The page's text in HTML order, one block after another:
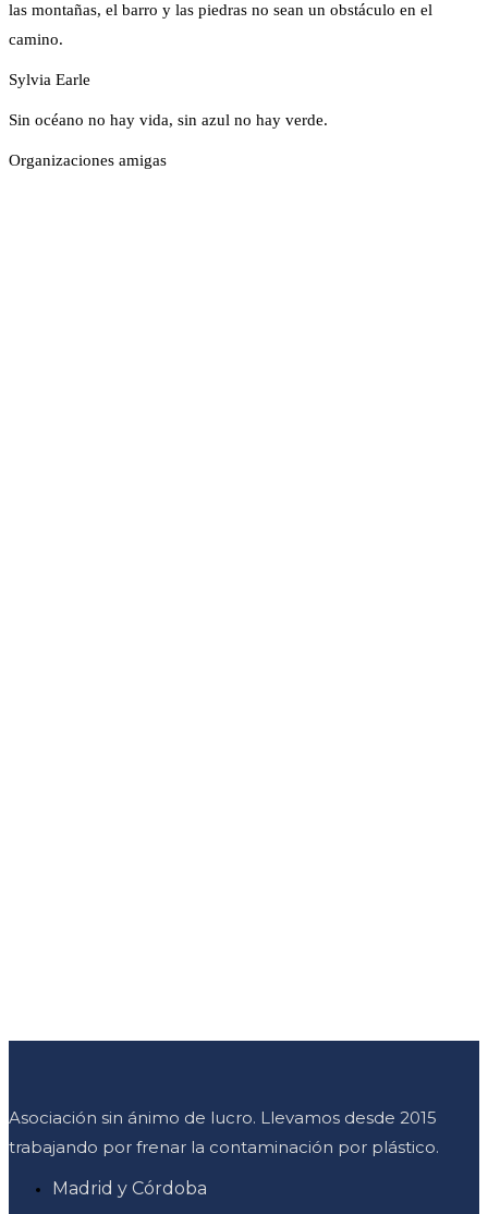
las montañas, el barro y las piedras no sean un obstáculo en el
camino.
Sylvia Earle
Sin océano no hay vida, sin azul no hay verde.
Organizaciones amigas
Asociación sin ánimo de lucro. Llevamos desde 2015
trabajando por frenar la contaminación por plástico.
Madrid y Córdoba